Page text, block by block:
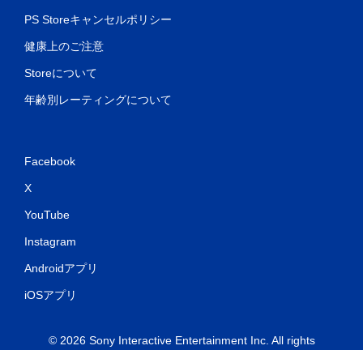
PS Storeキャンセルポリシー
健康上のご注意
Storeについて
年齢別レーティングについて
Facebook
X
YouTube
Instagram
Androidアプリ
iOSアプリ
© 2026 Sony Interactive Entertainment Inc. All rights